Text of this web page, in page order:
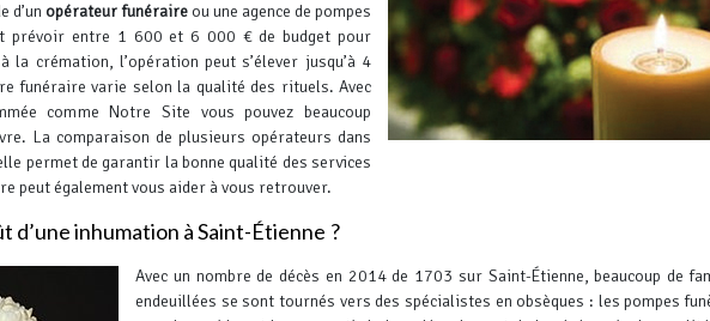
d’un opérateur funéraireou une agence de pompes
prévoir entre 1 600 et 6 000 € de budget pour
la crémation, l’opération peut s’élever jusqu’à 4
funéraire varie selon la qualité des rituels. Avec
comme Notre Site vous pouvez beaucoup
La comparaison de plusieurs opérateurs dans
permet de garantir la bonne qualité des services
peut également vous aider à vous retrouver.
d’une inhumation à Saint-Étienne ?
Avec un nombre de décès en 2014 de 1703 sur Saint-Étienne, beaucoup de
endeuillées se sont tournés vers des spécialistes en obsèques : les pompes